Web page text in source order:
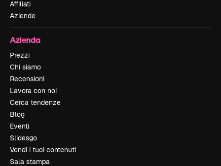
Affiliati
Aziende
Azienda
Prezzi
Chi siamo
Recensioni
Lavora con noi
Cerca tendenze
Blog
Eventi
Slidesgo
Vendi i tuoi contenuti
Sala stampa